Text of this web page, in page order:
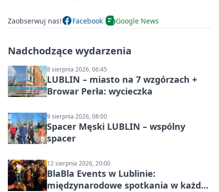
Zaobserwuj nas! Facebook Google News
Nadchodzące wydarzenia
8 sierpnia 2026, 06:45
LUBLIN – miasto na 7 wzgórzach +
Browar Perła: wycieczka
9 sierpnia 2026, 08:00
Spacer Męski LUBLIN – wspólny
spacer
12 sierpnia 2026, 20:00
BlaBla Events w Lublinie:
międzynarodowe spotkania w każdą